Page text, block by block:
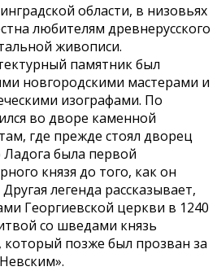
области, в низовьях
любителям древнерусского
живописи.
памятник был
новгородскими мастерами и
изографами. По
во дворе каменной
где прежде стоял дворец
была первой
князя до того, как он
легенда рассказывает,
Георгиевской церкви в 1240
со шведами князь
который позже был прозван за